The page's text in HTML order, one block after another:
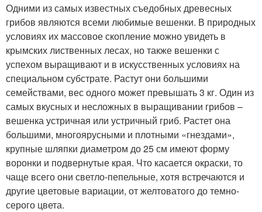
Одними из самых известных съедобных древесных
грибов являются всеми любимые вешенки. В природных
условиях их массовое скопление можно увидеть в
крымских лиственных лесах, но также вешенки с
успехом выращивают и в искусственных условиях на
специальном субстрате. Растут они большими
семействами, вес одного может превышать 3 кг. Один из
самых вкусных и несложных в выращивании грибов –
вешенка устричная или устричный гриб. Растет она
большими, многоярусными и плотными «гнездами»,
крупные шляпки диаметром до 25 см имеют форму
воронки и подвернутые края. Что касается окраски, то
чаще всего они светло-пепельные, хотя встречаются и
другие цветовые вариации, от желтоватого до темно-
серого цвета.